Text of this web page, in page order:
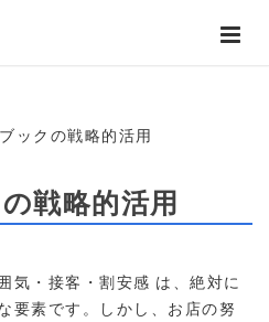
ックの戦略的活用
戦略的活用
気・接客・割安感 は、絶対に
要素です。しかし、お店の努